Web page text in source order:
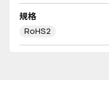
規格
RoHS2